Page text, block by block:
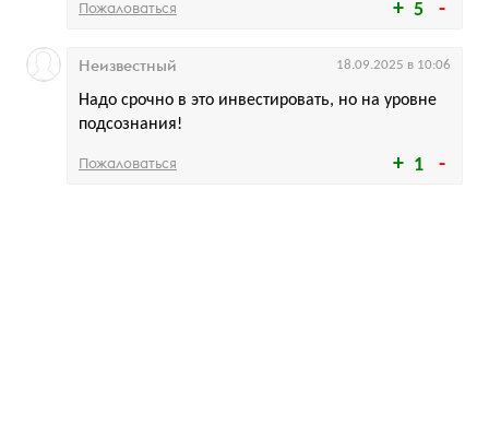
5
Пожаловаться
1
Надо срочно в это инвестировать, но на уровне
подсознания!
Неизвестный 18.09.2025 в 10:06
Пожаловаться